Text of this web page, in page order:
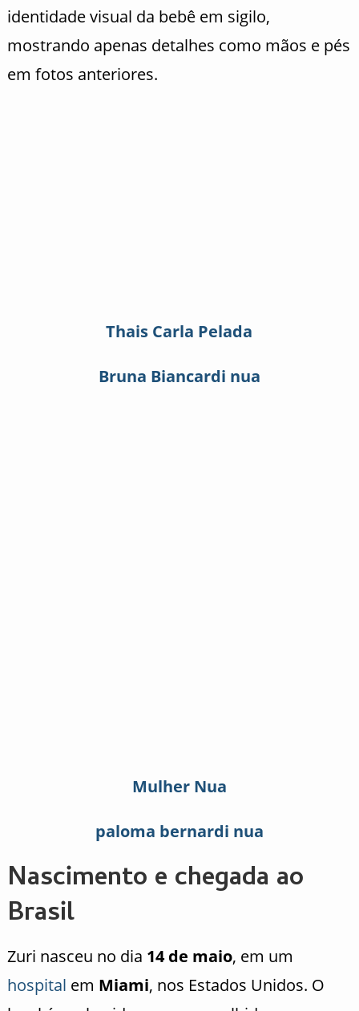
identidade visual da bebê em sigilo,
mostrando apenas detalhes como mãos e pés
em fotos anteriores.
Thais Carla Pelada
Bruna Biancardi nua
Mulher Nua
paloma bernardi nua
Nascimento e chegada ao
Brasil
Zuri nasceu no dia 14 de maio, em um
hospital em Miami, nos Estados Unidos. O